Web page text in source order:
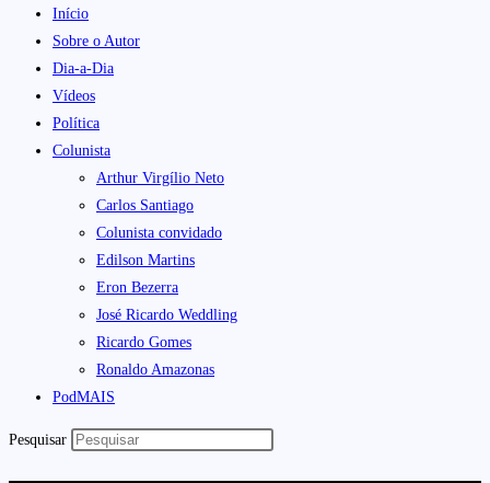
Início
Sobre o Autor
Dia-a-Dia
Vídeos
Política
Colunista
Arthur Virgílio Neto
Carlos Santiago
Colunista convidado
Edilson Martins
Eron Bezerra
José Ricardo Weddling
Ricardo Gomes
Ronaldo Amazonas
PodMAIS
Pesquisar